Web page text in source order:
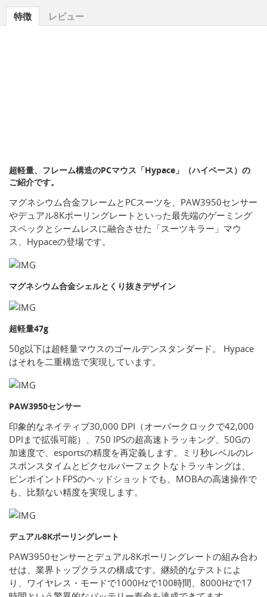
特徴 レビュー
超軽量、フレーム構造のPCマウス「Hypace」（ハイペース）の
ご紹介です。
マグネシウム合金フレームとPCスーツを、PAW3950センサー
やデュアル8Kポーリングレートといった最先端のゲーミング
スペックとシームレスに融合させた「スーツキラー」マウ
ス、Hypaceの登場です。
マグネシウム合金シェルとくり抜きデザイン
超軽量47g
50g以下は超軽量マウスのゴールデンスタンダード。 Hypace
はそれを二重構造で実現しています。
PAW3950センサー
印象的なネイティブ30,000 DPI（オーバークロックで42,000
DPIまで拡張可能）、750 IPSの超高速トラッキング、50Gの
加速度で、esportsの精度を再定義します。ミリ秒レベルのレ
スポンスタイムとピクセルパーフェクトなトラッキングは、
ピンポイントFPSのヘッドショットでも、MOBAの高速操作で
も、比類ない精度を実現します。
デュアル8Kポーリングレート
PAW3950センサーとデュアル8Kポーリングレートの組み合わ
せは、業界トップクラスの構成です。継続的なテストによ
り、ワイヤレス・モードで1000Hzで100時間、8000Hzで17